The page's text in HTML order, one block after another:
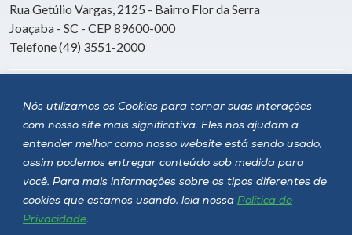
Nós utilizamos os Cookies para tornar suas interações
com nosso site mais significativa. Eles nos ajudam a
entender melhor como nosso website está sendo usado,
assim podemos entregar conteúdo sob medida para
você. Para mais informações sobre os tipos diferentes de
cookies que estamos usando, leia nossa Política de
Privacidade.
Rua Getúlio Vargas, 2125 - Bairro Flor da Serra
Joaçaba - SC - CEP 89600-000
Telefone (49) 3551-2000
Siga a Unoesc